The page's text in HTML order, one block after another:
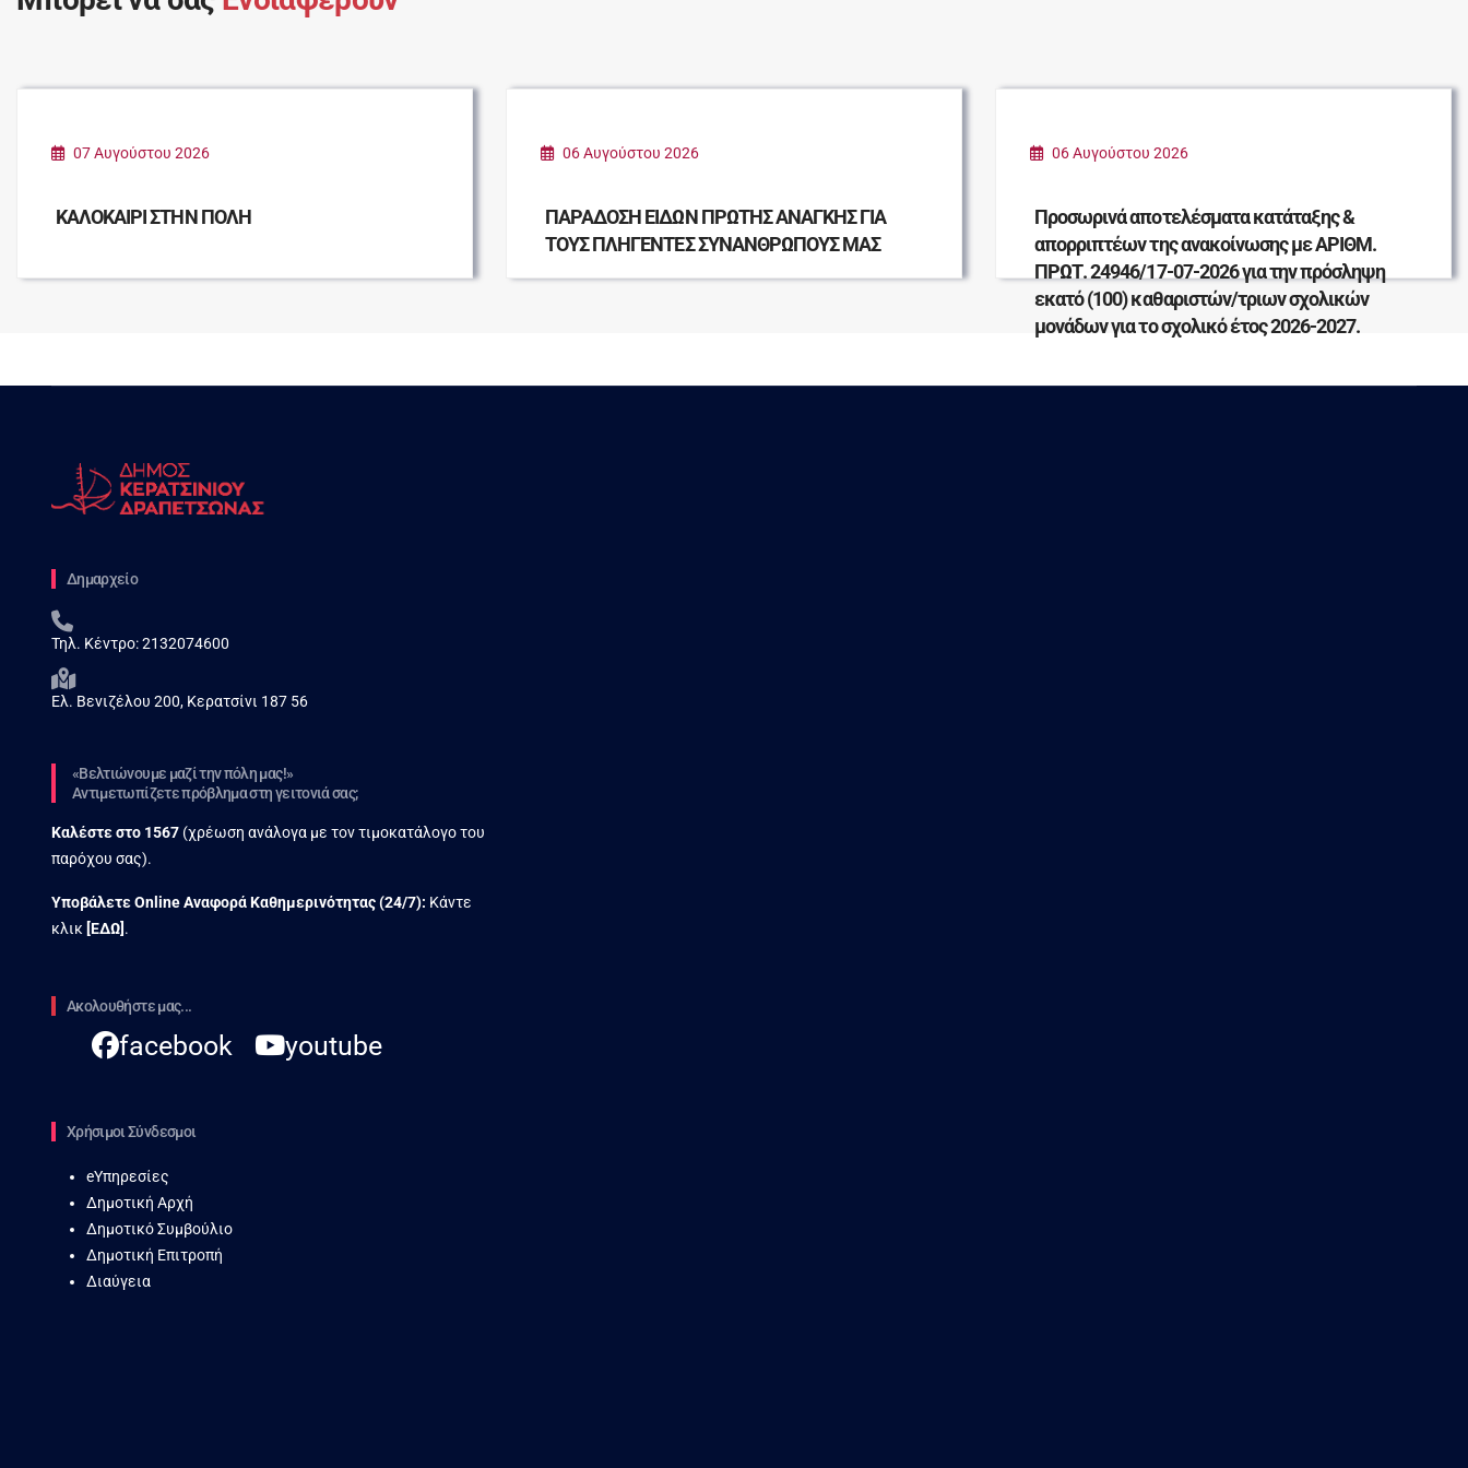
07 Αυγούστου 2026
ΚΑΛΟΚΑΙΡΙ ΣΤΗΝ ΠΟΛΗ
06 Αυγούστου 2026
ΠΑΡΑΔΟΣΗ ΕΙΔΩΝ ΠΡΩΤΗΣ ΑΝΑΓΚΗΣ ΓΙΑ
ΤΟΥΣ ΠΛΗΓΕΝΤΕΣ ΣΥΝΑΝΘΡΩΠΟΥΣ ΜΑΣ
06 Αυγούστου 2026
Προσωρινά αποτελέσματα κατάταξης &
απορριπτέων της ανακοίνωσης με ΑΡΙΘΜ.
ΠΡΩΤ. 24946/17-07-2026 για την πρόσληψη
εκατό (100) καθαριστών/τριων σχολικών
μονάδων για το σχολικό έτος 2026-2027.
Δημαρχείο
Τηλ. Κέντρο:2132074600
Ελ. Βενιζέλου 200, Κερατσίνι 187 56
«Βελτιώνουμε μαζί την πόλη μας!»
Αντιμετωπίζετε πρόβλημα στη γειτονιά σας;
Καλέστε στο 1567 (χρέωση ανάλογα με τον τιμοκατάλογο του
παρόχου σας).
Υποβάλετε Online Αναφορά Kαθημερινότητας (24/7): Κάντε
κλικ [ΕΔΩ] .
Ακολουθήστε μας...
facebook youtube
Χρήσιμοι Σύνδεσμοι
eΥπηρεσίες
Δημοτική Αρχή
Δημοτικό Συμβούλιο
Δημοτική Επιτροπή
Διαύγεια